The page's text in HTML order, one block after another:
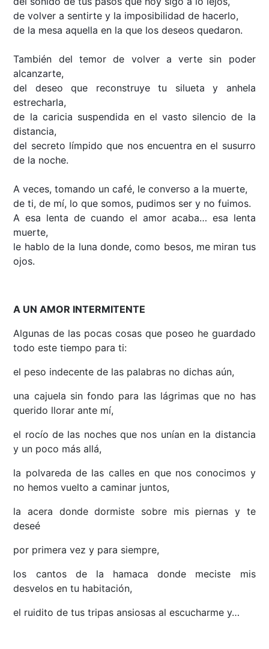
de volver a sentirte y la imposibilidad de hacerlo,
de la mesa aquella en la que los deseos quedaron.
También del temor de volver a verte sin poder
alcanzarte,
del deseo que reconstruye tu silueta y anhela
estrecharla,
de la caricia suspendida en el vasto silencio de la
distancia,
del secreto límpido que nos encuentra en el susurro
de la noche.
A veces, tomando un café, le converso a la muerte,
de ti, de mí, lo que somos, pudimos ser y no fuimos.
A esa lenta de cuando el amor acaba… esa lenta
muerte,
le hablo de la luna donde, como besos, me miran tus
ojos.
A UN AMOR INTERMITENTE
Algunas de las pocas cosas que poseo he guardado
todo este tiempo para ti:
el peso indecente de las palabras no dichas aún,
una cajuela sin fondo para las lágrimas que no has
querido llorar ante mí,
el rocío de las noches que nos unían en la distancia
y un poco más allá,
la polvareda de las calles en que nos conocimos y
no hemos vuelto a caminar juntos,
la acera donde dormiste sobre mis piernas y te
deseé
por primera vez y para siempre,
los cantos de la hamaca donde meciste mis
desvelos en tu habitación,
el ruidito de tus tripas ansiosas al escucharme y…